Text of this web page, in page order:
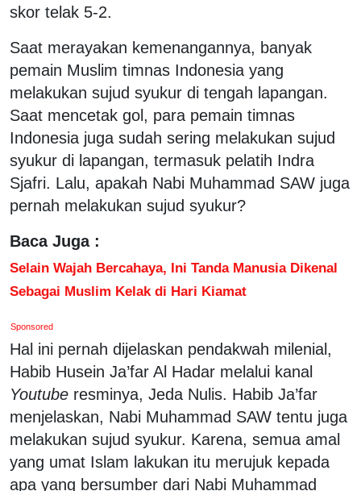
skor telak 5-2.
Saat merayakan kemenangannya, banyak
pemain Muslim timnas Indonesia yang
melakukan sujud syukur di tengah lapangan.
Saat mencetak gol, para pemain timnas
Indonesia juga sudah sering melakukan sujud
syukur di lapangan, termasuk pelatih Indra
Sjafri. Lalu, apakah Nabi Muhammad SAW juga
pernah melakukan sujud syukur?
Baca Juga :
Selain Wajah Bercahaya, Ini Tanda Manusia Dikenal
Sebagai Muslim Kelak di Hari Kiamat
Sponsored
Hal ini pernah dijelaskan pendakwah milenial,
Habib Husein Ja’far Al Hadar melalui kanal
Youtube resminya, Jeda Nulis. Habib Ja’far
menjelaskan, Nabi Muhammad SAW tentu juga
melakukan sujud syukur. Karena, semua amal
yang umat Islam lakukan itu merujuk kepada
apa yang bersumber dari Nabi Muhammad